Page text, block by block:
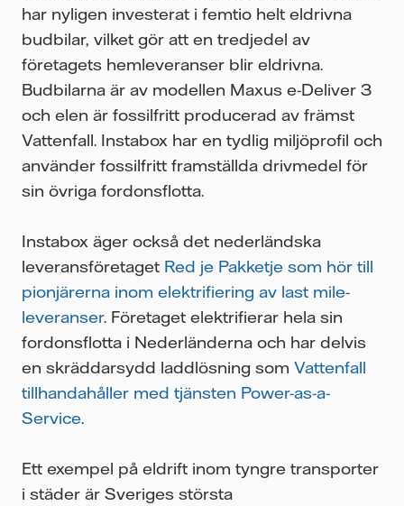
har nyligen investerat i femtio helt eldrivna
budbilar, vilket gör att en tredjedel av
företagets hemleveranser blir eldrivna.
Budbilarna är av modellen Maxus e-Deliver 3
och elen är fossilfritt producerad av främst
Vattenfall. Instabox har en tydlig miljöprofil och
använder fossilfritt framställda drivmedel för
sin övriga fordonsflotta.
Instabox äger också det nederländska
leveransföretaget Red je Pakketje som hör till
pionjärerna inom elektrifiering av last mile-
leveranser. Företaget elektrifierar hela sin
fordonsflotta i Nederländerna och har delvis
en skräddarsydd laddlösning som Vattenfall
tillhandahåller med tjänsten Power-as-a-
Service.
Ett exempel på eldrift inom tyngre transporter
i städer är Sveriges största